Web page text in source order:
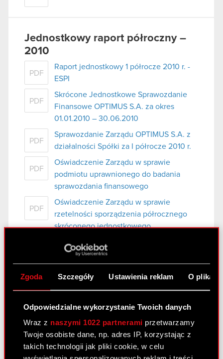
Zgoda Szczegóły Ustawienia reklam O
Odpowiedzialne wykorzystanie Twoich danych
Wraz z naszymi 1022 partnerami przetwarzamy
Twoje osobiste dane, np. adres IP, korzystając z
takich technologii jak pliki cookie, w celu
Jednostkowy raport półroczny –
2010
PDF
Raport jednostkowy 1 półrocze 2010 r. -
ESPI
PDF
Skrócone Jednostkowe Sprawozdanie
Finansowe OPTIMUS S.A. za okres
01.01.2010 – 30.06.2010
PDF
Sprawozdanie Zarządu OPTIMUS S.A. z
działalności Spółki za I półrocze 2010 r.
PDF
Oświadczenie Zarządu w sprawie
podmiotu uprawnionego do badania
sprawozdania finansowego
PDF
Oświadczenie Zarządu w sprawie
rzetelności sporządzenia półrocznego
skróconego jednostkowego
Raport Niezależnego Biegłego
Rewidenta
PDF
Raport bieżący nr 51/2010
Warunkowa rejestracja akcji Serii D oraz